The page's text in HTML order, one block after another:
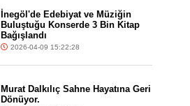
İnegöl'de Edebiyat ve Müziğin
Buluştuğu Konserde 3 Bin Kitap
Bağışlandı
2026-04-09 15:22:28
Murat Dalkılıç Sahne Hayatına Geri
Dönüyor.